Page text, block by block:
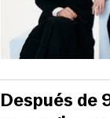
Después de